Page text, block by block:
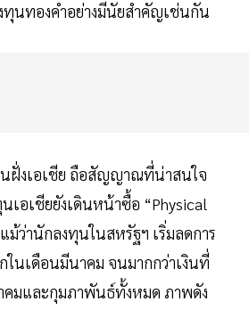
ทุนทองคำอย่างมีนัยสำคัญเช่นกัน
ฝั่งเอเชีย ถือสัญญาณที่น่าสนใจ
อเชียยังเดินหน้าซื้อ “Physical
ม้ว่านักลงทุนในสหรัฐฯ เริ่มลดการ
ในเดือนมีนาคม จนมากกว่าเงินที่
คมและกุมภาพันธ์ทั้งหมด ภาพดัง